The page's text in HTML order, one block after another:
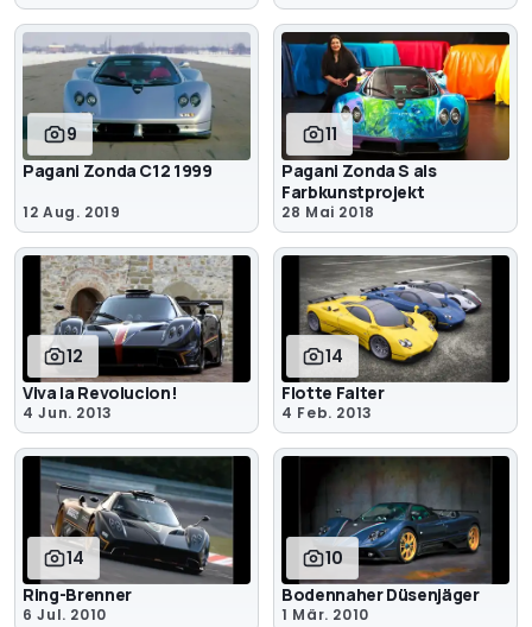
9
Pagani Zonda C12 1999
12 Aug. 2019
11
Pagani Zonda S als
Farbkunstprojekt
28 Mai 2018
12
Viva la Revolucion!
4 Jun. 2013
14
Flotte Falter
4 Feb. 2013
14
Ring-Brenner
6 Jul. 2010
10
Bodennaher Düsenjäger
1 Mär. 2010